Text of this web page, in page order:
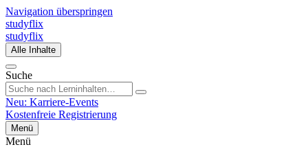
Navigation überspringen
studyflix
studyflix
Alle Inhalte
Suche
Neu: Karriere-Events
Kostenfreie Registrierung
Menü
Menü